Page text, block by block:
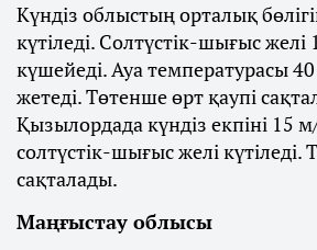
Күндіз облыстың орталық
күтіледі. Солтүстік-шығыс желі
күшейеді. Ауа температурасы 40
жетеді. Төтенше өрт қаупі
Қызылордада күндіз екпіні 15
солтүстік-шығыс желі күтіледі.
сақталады.
Маңғыстау облысы